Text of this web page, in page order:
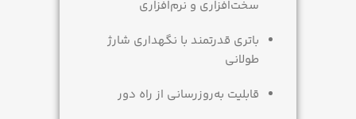
سخت‌افزاری و نرم‌افزاری
باتری قدرتمند با نگهداری شارژ
طولانی
قابلیت به‌روزرسانی از راه دور